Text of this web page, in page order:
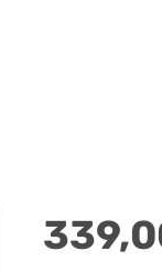
Regulärer Preis: